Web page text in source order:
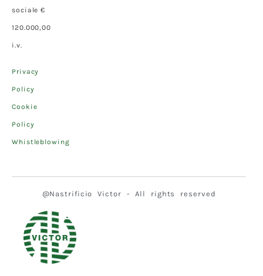
sociale €
120.000,00
i.v.
Privacy
Policy
Cookie
Policy
Whistleblowing
@Nastrificio Victor - All rights reserved